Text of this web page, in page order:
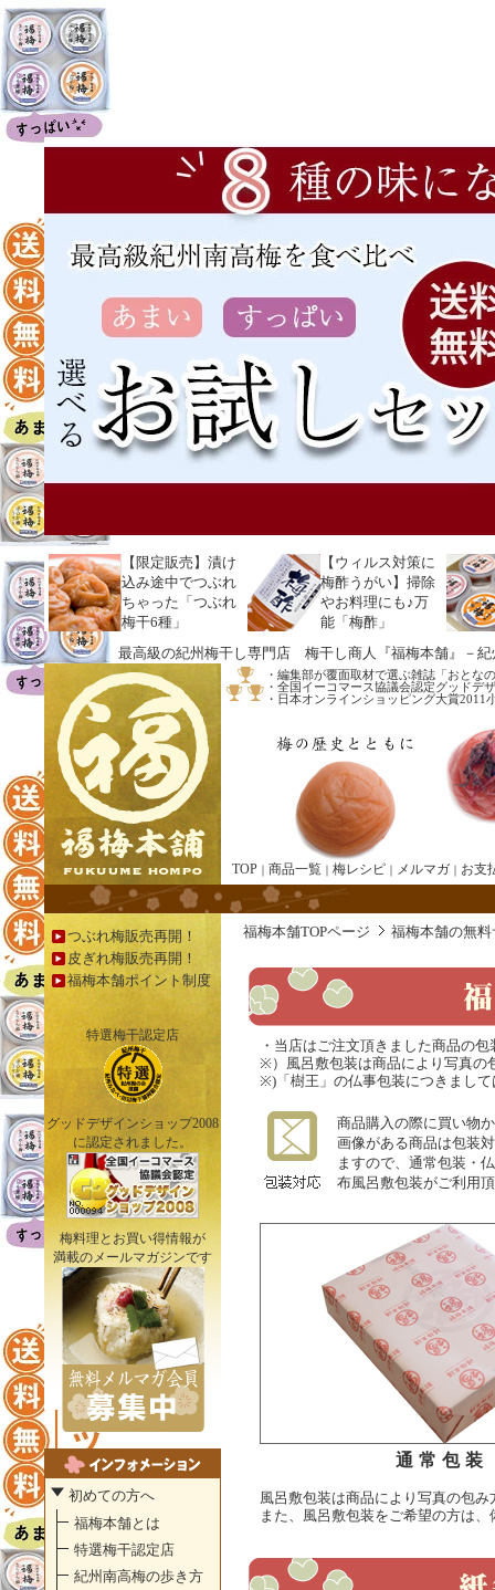
【 限定販売】漬け
込み途中でつぶれ
ちゃった「つぶれ
梅干6種」
【ウィルス対策に
梅酢うがい】掃除
やお料理にも♪万
能「梅酢」
最高級の紀州梅干し専門店 梅干し商人『福梅本舗』－
・編集部が覆面取材で選ぶ雑誌「おとな
・全国イーコマース協議会認定グッドデ
・日本オンラインショッピング大賞2011
TOP ｜ 商品一覧 ｜ 梅レシピ ｜ メルマガ ｜ お支
つぶれ梅販売再開！
皮ぎれ梅販売再開！
福梅本舗ポイント制度
特選梅干認定店
グッドデザインショップ2008
に認定されました。
梅料理とお買い得情報が
満載のメールマガジンです
初めての方へ
福梅本舗とは
特選梅干認定店
紀州南高梅の歩き方
福梅本舗TOPページ 福梅本舗の無
・当店はご注文頂きました商品の包
※）風呂敷包装は商品により写真の
※)「樹王」の仏事包装につきまし
商品購入の際に買い物
画像がある商品は包装
ますので、通常包装・
布風呂敷包装がご利用
通常包装
風呂敷包装は商品により写真の包
また、風呂敷包装をご希望の方は